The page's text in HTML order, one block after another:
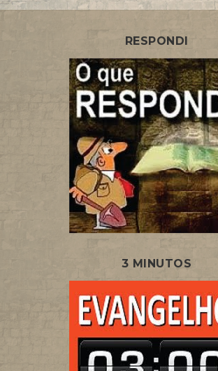
RESPONDI
3 MINUTOS